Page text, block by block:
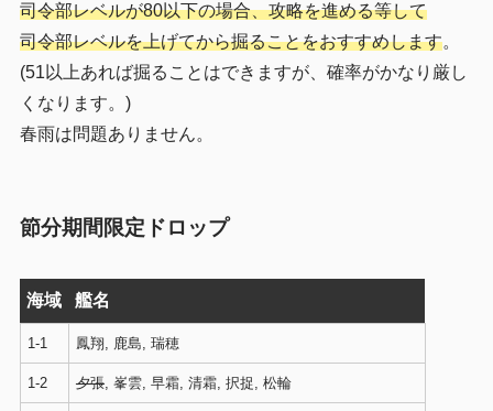
司令部レベルが80以下の場合、攻略を進める等して
司令部レベルを上げてから掘ることをおすすめします。
(51以上あれば掘ることはできますが、確率がかなり厳し
くなります。)
春雨は問題ありません。
節分期間限定ドロップ
海域 艦名
1-1 鳳翔, 鹿島, 瑞穂
1-2 夕張, 峯雲, 早霜, 清霜, 択捉, 松輪